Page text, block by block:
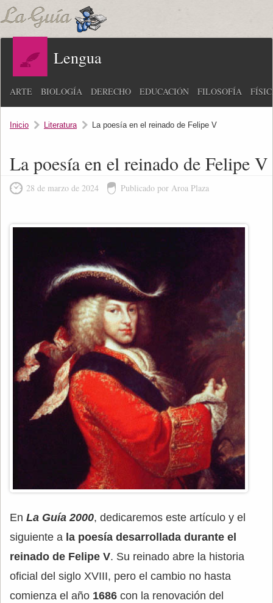
Lengua
ARTE BIOLOGÍA DERECHO EDUCACIÓN FILOSOFÍA
Inicio Literatura La poesía en el reinado de Felipe V
La poesía en el reinado de Felipe V
28 de marzo de 2024 Publicado por Aroa Plaza
En La Guía 2000, dedicaremos este artículo y el
siguiente a la poesía desarrollada durante el
reinado de Felipe V. Su reinado abre la historia
oficial del siglo XVIII, pero el cambio no hasta
comienza el año 1686 con la renovación del